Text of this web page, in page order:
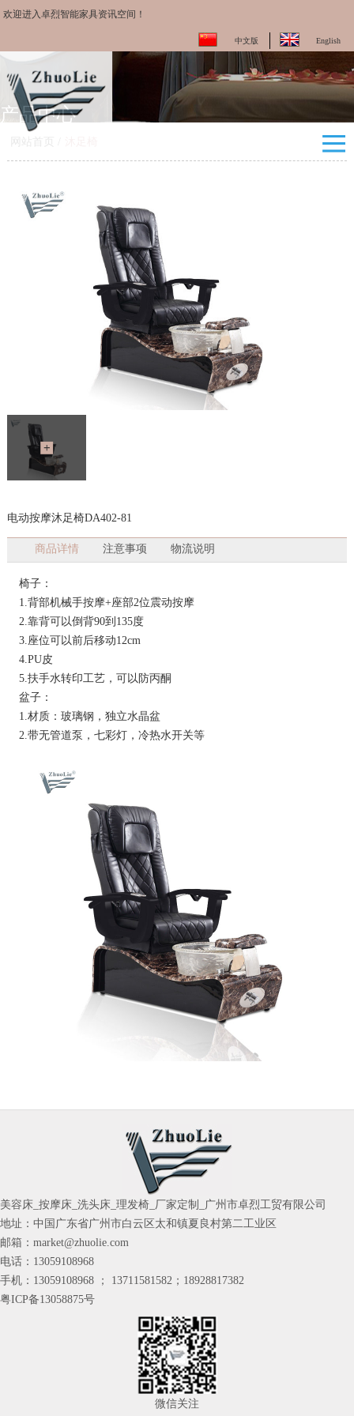
欢迎进入卓烈智能家具资讯空间！
中文版 English
产品中心
电动按摩沐足椅DA402-81
商品详情 注意事项 物流说明
椅子：
1.背部机械手按摩+座部2位震动按摩
2.靠背可以倒背90到135度
3.座位可以前后移动12cm
4.PU皮
5.扶手水转印工艺，可以防丙酮
盆子：
1.材质：玻璃钢，独立水晶盆
2.带无管道泵，七彩灯，冷热水开关等
美容床_按摩床_洗头床_理发椅_厂家定制_广州市卓烈工贸有限公司
地址：中国广东省广州市白云区太和镇夏良村第二工业区
邮箱：market@zhuolie.com
电话：13059108968
手机：13059108968 ； 13711581582；18928817382
粤ICP备13058875号
微信关注